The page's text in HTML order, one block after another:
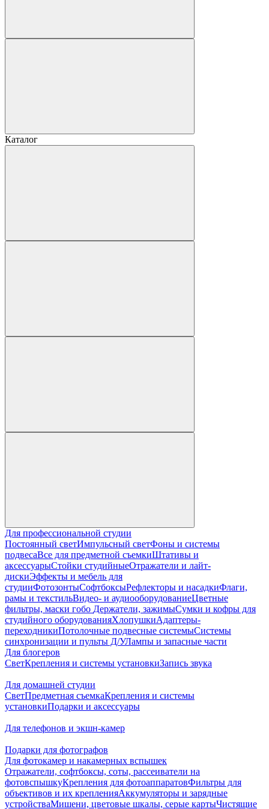
Каталог
Для профессиональной студии
Постоянный светИмпульсный светФоны и системы
подвесаВсе для предметной съемкиШтативы и
аксессуарыСтойки студийныеОтражатели и лайт-
дискиЭффекты и мебель для
студииФотозонтыСофтбоксыРефлекторы и насадкиФлаги,
рамы и текстильВидео- и аудиооборудованиеЦветные
фильтры, маски гобо Держатели, зажимыСумки и кофры для
студийного оборудованияХлопушкиАдаптеры-
переходникиПотолочные подвесные системыСистемы
синхронизации и пульты Д/УЛампы и запасные части
Для блогеров
СветКрепления и системы установкиЗапись звука
Для домашней студии
СветПредметная съемкаКрепления и системы
установкиПодарки и аксессуары
Для телефонов и экшн-камер
Подарки для фотографов
Для фотокамер и накамерных вспышек
Отражатели, софтбоксы, соты, рассеиватели на
фотовспышкуКрепления для фотоаппаратовФильтры для
объективов и их крепленияАккумуляторы и зарядные
устройстваМишени, цветовые шкалы, серые картыЧистящие